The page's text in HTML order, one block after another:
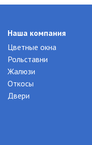
Наша компания
Цветные окна
Рольставни
Жалюзи
Откосы
Двери